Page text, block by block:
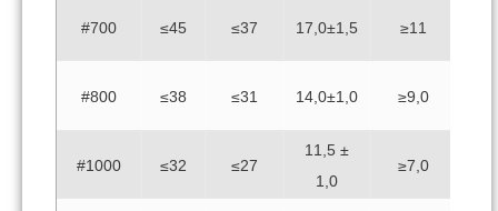
#700 ≤45 ≤37 17,0±1,5 ≥11
#800 ≤38 ≤31 14,0±1,0 ≥9,0
#1000 ≤32 ≤27
11,5 ±
1,0
≥7,0